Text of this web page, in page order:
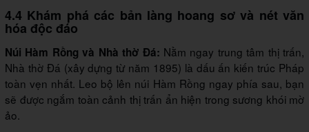
4.4 Khám phá các bản làng hoang sơ và nét văn
hóa độc đáo
Núi Hàm Rồng và Nhà thờ Đá: Nằm ngay trung tâm thị trấn,
Nhà thờ Đá (xây dựng từ năm 1895) là dấu ấn kiến trúc Pháp
toàn vẹn nhất. Leo bộ lên núi Hàm Rồng ngay phía sau, bạn
sẽ được ngắm toàn cảnh thị trấn ẩn hiện trong sương khói mờ
ảo.